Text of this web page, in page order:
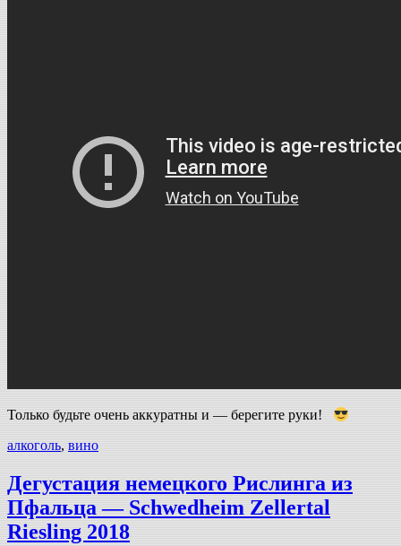
Только будьте очень аккуратны и — берегите руки!
алкоголь, вино
Дегустация немецкого Рислинга из
Пфальца — Schwedheim Zellertal
Riesling 2018